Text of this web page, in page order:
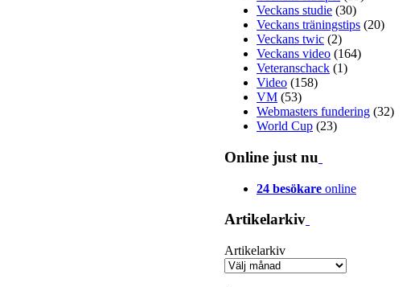
Veckans studie (30)
Veckans träningstips (20)
Veckans twic (2)
Veckans video (164)
Veteranschack (1)
Video (158)
VM (53)
Webmasters fundering (32)
World Cup (23)
Online just nu
24 besökare online
Artikelarkiv
Artikelarkiv